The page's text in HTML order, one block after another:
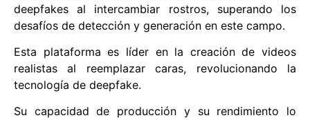
deepfakes al intercambiar rostros, superando los
desafíos de detección y generación en este campo.
Esta plataforma es líder en la creación de videos
realistas al reemplazar caras, revolucionando la
tecnología de deepfake.
Su capacidad de producción y su rendimiento lo